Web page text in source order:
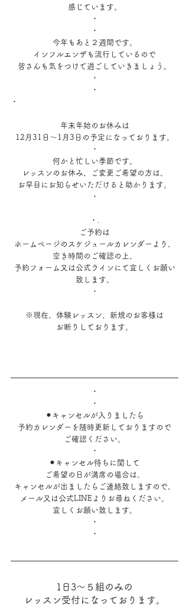
感じています。
・
・
今年もあと２週間です。
インフルエンザも流行しているので
皆さんも気をつけて過ごしていきましょう。
・
・
・
年末年始のお休みは
12月31日〜1月3日の予定になっております。
・
何かと忙しい季節です。
レッスンのお休み、ご変更ご希望の方は、
お早目にお知らせいただけると助かります。
・
・.
ご予約は
ホームページのスケジュールカレンダーより、
空き時間のご確認の上、
予約フォーム又は公式ラインにて宜しくお願い
致します。
・
※現在、体験レッスン、新規のお客様は
お断りしております。
・
・
⚫︎キャンセルが入りましたら
予約カレンダーを随時更新しておりますので
ご確認ください。
・
⚫︎キャンセル待ちに関して
ご希望の日が満席の場合は、
キャンセルが出ましたらご連絡致しますので、
メール又は公式LINEよりお尋ねください。
宜しくお願い致します。
・
・
1日3～５組のみの
レッスン受付になっております。